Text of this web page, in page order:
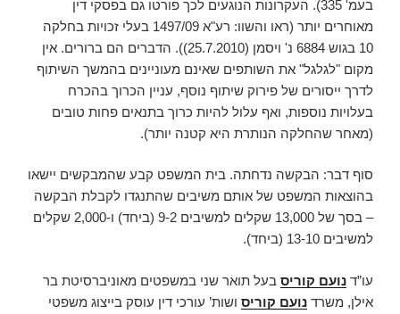
בעמ' 335). העקרונות הנוגעים לכך פורטו גם בפסקי דין
מאוחרים יותר (ראו והשוו: רע"א 1497/09 בעלי זכויות בחלקה
10 בגוש 6884 נ' ויסמן (25.7.2010)). הדברים הם ברורים. אין
מקום "לגלגל" את השותפים שאינם מעוניינים בהמשך השיתוף
לדרך ייסורים של פירוק שיתוף נוסף, עניין הכרוך בהכרח
בעלויות נוספות, ואף עלול להיות כרוך בתנאים פחות טובים
(מאחר שהחלקה הנותרת היא קטנה יותר).
סוף דבר: הבקשה נדחתה. בית המשפט קבע שהמבקשים יישאו
בהוצאות המשפט של אותם משיבים שהתנגדו לקבלת הבקשה
– בסך של 13,000 שקלים למשיבים 9-2 (ביחד) ו-2,000 שקלים
למשיבים 13-10 (ביחד).
עו”ד נועם קוריס בעל תואר שני במשפטים מאוניברסיטת בר
אילן, משרד נועם קוריס ושות’ עורכי דין עוסק בייצוג משפטי